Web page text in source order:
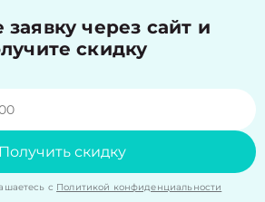
заявку через сайт и
скидку
Получить скидку
с Политикой конфиденциальности